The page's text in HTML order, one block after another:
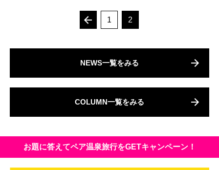
1 2
NEWS一覧をみる
COLUMN一覧をみる
お題に答えてペア温泉旅行をGETキャンペーン！